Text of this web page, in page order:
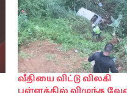
வீதியை விட்டு விலகி